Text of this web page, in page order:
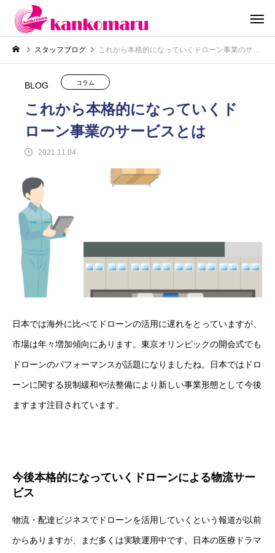
スタッフブログ これから本格的になっていくドローン事業のサービスとは
BLOG コラム
これから本格的になっていくド
ローン事業のサービスとは
2021.11.04
日本では海外に比べてドローンの活用に遅れをとっていますが、
市場は年々増加傾向にあります。東京オリンピックの開会式でも
ドローンのパフォーマンスが話題になりましたね。 日本ではドロ
ーンに関する規制緩和や法整備により新しい事業形態として今後
ますます注目されています。
今後本格的になっていくドローンによる物流サー
ビス
物流・配達ビジネスでドローンを活用していくという報道が以前
からありますが、まだ多くは実験運用中です。日本の医療ドラマ